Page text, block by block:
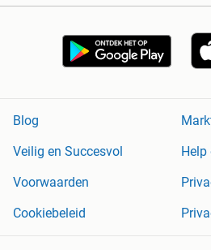
Blog
Veilig en Succesvol
Voorwaarden
Cookiebeleid